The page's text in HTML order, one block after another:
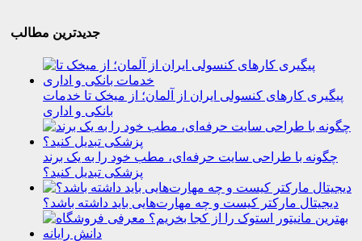
جدیدترین مطالب
پیگیری کارهای کنسولی ایران از آلمان؛ از میخک تا خدمات
بانکی و اداری
چگونه با طراحی سایت حرفه‌ای، مطب خود را به یک برند
پزشکی تبدیل کنید؟
دیجیتال مارکتر کیست و چه مهارت‌هایی باید داشته باشد؟